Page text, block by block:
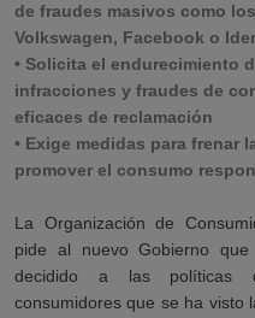
de fraudes masivos como
Volkswagen, Facebook o
• Solicita el endurecimiento
infracciones y fraudes de
eficaces de reclamación
• Exige medidas para frenar
promover el consumo
La Organización de
pide al nuevo Gobierno
decidido a las políticas
consumidores que se ha visto